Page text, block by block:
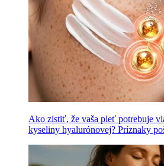
Ako zistiť, že vaša pleť potrebuje
kyseliny hyalurónovej? Príznaky